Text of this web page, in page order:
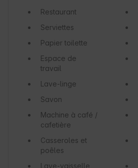
Restaurant
Serviettes
Papier toilette
Espace de
travail
Lave-linge
Savon
Machine à café /
cafetière
Casseroles et
poêles
Lave-vaisselle